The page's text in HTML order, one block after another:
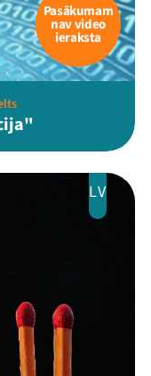
Pasākumam
nav video
ieraksta
LV